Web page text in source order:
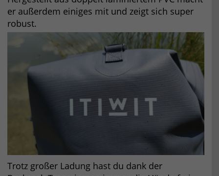
er außerdem einiges mit und zeigt sich super
robust.
Trotz großer Ladung hast du dank der